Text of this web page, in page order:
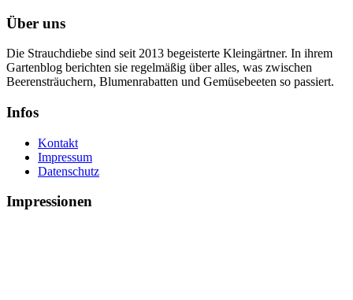
Über uns
Die Strauchdiebe sind seit 2013 begeisterte Kleingärtner. In ihrem
Gartenblog berichten sie regelmäßig über alles, was zwischen
Beerensträuchern, Blumenrabatten und Gemüsebeeten so passiert.
Infos
Kontakt
Impressum
Datenschutz
Impressionen